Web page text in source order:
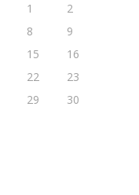
1
2
8
9
15
16
22
23
29
30